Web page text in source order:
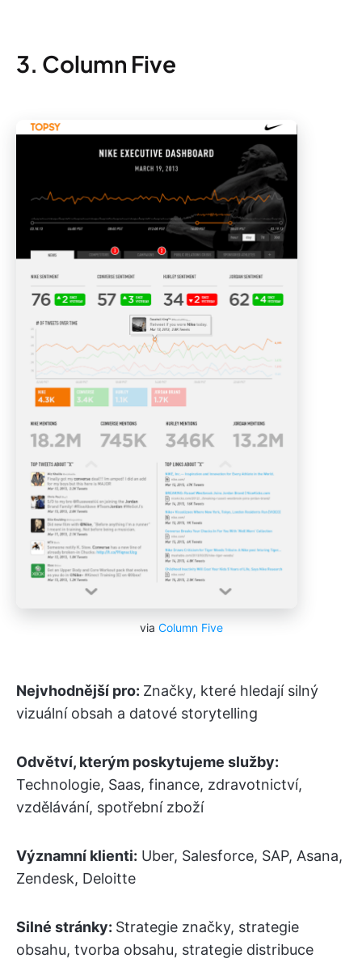
3. Column Five
via Column Five
Nejvhodnější pro: Značky, které hledají silný
vizuální obsah a datové storytelling
Odvětví, kterým poskytujeme služby:
Technologie, Saas, finance, zdravotnictví,
vzdělávání, spotřební zboží
Významní klienti: Uber, Salesforce, SAP, Asana,
Zendesk, Deloitte
Silné stránky: Strategie značky, strategie
obsahu, tvorba obsahu, strategie distribuce